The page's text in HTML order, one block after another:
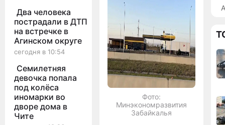
Два человека
пострадали в ДТП
на встречке в
Агинском округе
сегодня в 10:54
Семилетняя
девочка попала
под колёса
иномарки во
дворе дома в
Чите
Фото:
Минэкономразвития
Забайкалья